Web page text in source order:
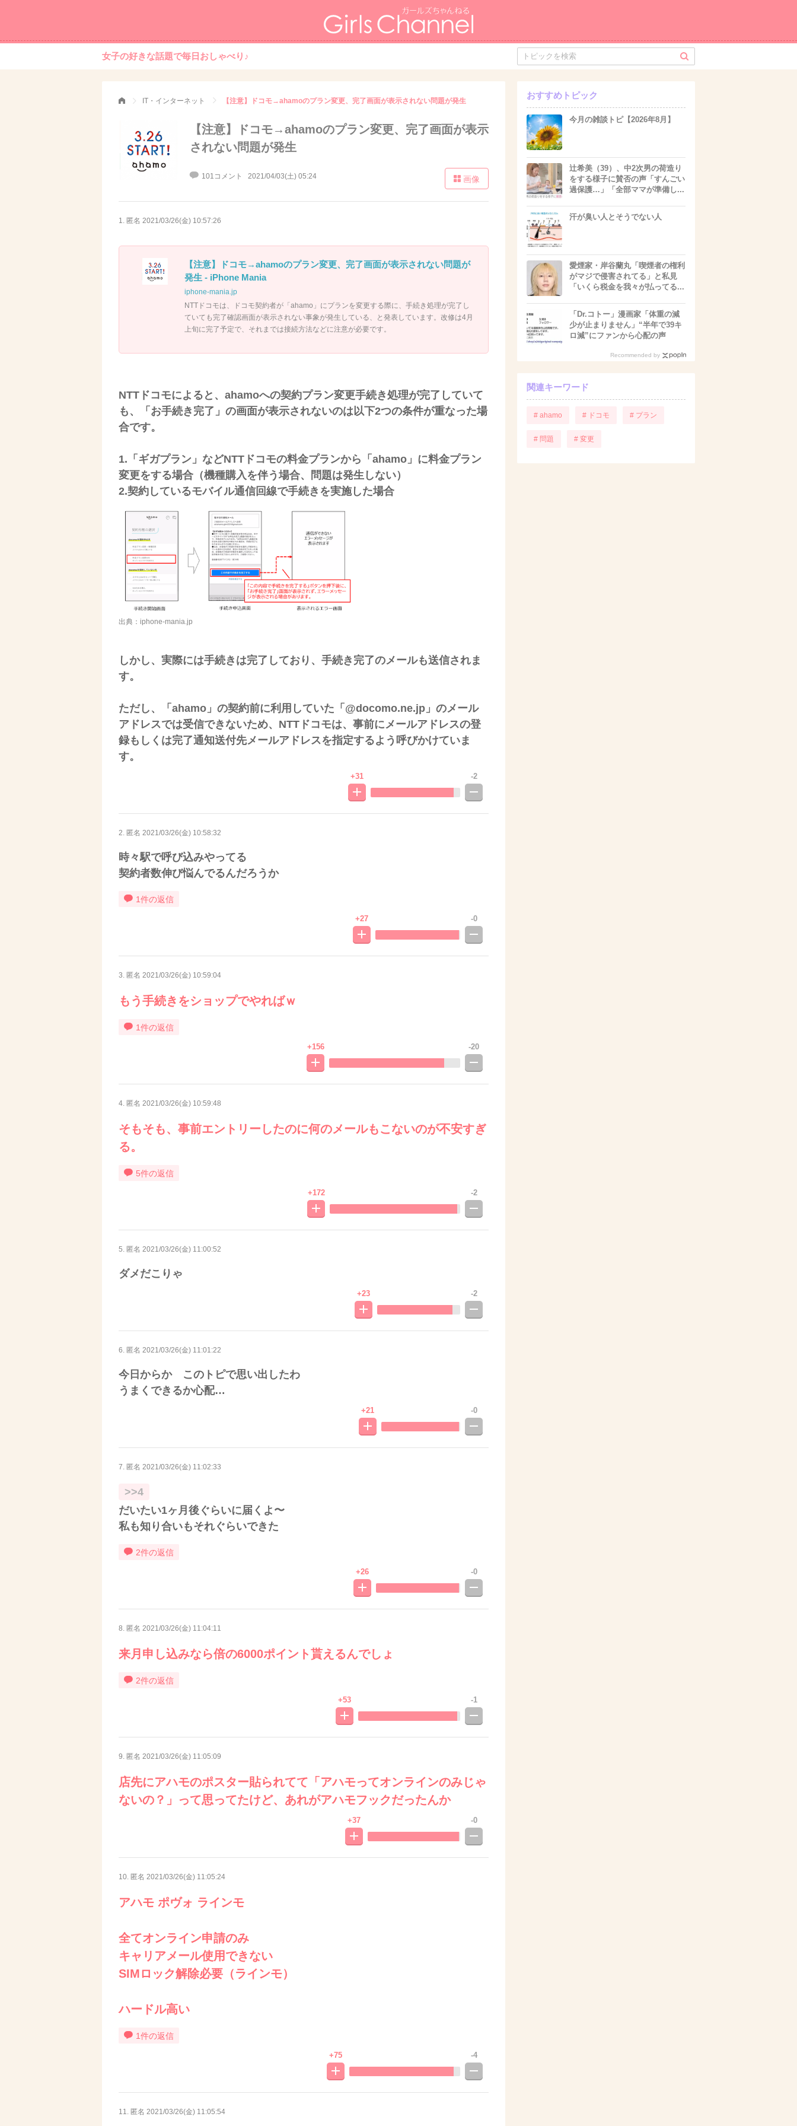
女子の好きな話題で毎日おしゃべり♪
IT・インターネット 【注意】ドコモ→ahamoのプラン変更、完了画面が表示されない問題が発生
【注意】ドコモ→ahamoのプラン変更、完了画面が表示
されない問題が発生
101コメント 2021/04/03(土) 05:24 画像
1. 匿名 2021/03/26(金) 10:57:26
【注意】ドコモ→ahamoのプラン変更、完了画面が表示されない問題が
発生 - iPhone Mania
iphone-mania.jp
NTTドコモは、ドコモ契約者が「ahamo」にプランを変更する際に、手続き処理が完了し
ていても完了確認画面が表示されない事象が発生している、と発表しています。改修は4月
上旬に完了予定で、それまでは接続方法などに注意が必要です。
NTTドコモによると、ahamoへの契約プラン変更手続き処理が完了していて
も、「お手続き完了」の画面が表示されないのは以下2つの条件が重なった場
合です。
1.「ギガプラン」などNTTドコモの料金プランから「ahamo」に料金プラン
変更をする場合（機種購入を伴う場合、問題は発生しない）
2.契約しているモバイル通信回線で手続きを実施した場合
出典：iphone-mania.jp
しかし、実際には手続きは完了しており、手続き完了のメールも送信されま
す。
ただし、「ahamo」の契約前に利用していた「@docomo.ne.jp」のメール
アドレスでは受信できないため、NTTドコモは、事前にメールアドレスの登
録もしくは完了通知送付先メールアドレスを指定するよう呼びかけていま
す。
+31 -2
2. 匿名 2021/03/26(金) 10:58:32
時々駅で呼び込みやってる
契約者数伸び悩んでるんだろうか
1件の返信
+27 -0
3. 匿名 2021/03/26(金) 10:59:04
もう手続きをショップでやればｗ
1件の返信
+156 -20
4. 匿名 2021/03/26(金) 10:59:48
そもそも、事前エントリーしたのに何のメールもこないのが不安すぎ
る。
5件の返信
+172 -2
5. 匿名 2021/03/26(金) 11:00:52
ダメだこりゃ
+23 -2
6. 匿名 2021/03/26(金) 11:01:22
今日からか このトピで思い出したわ
うまくできるか心配…
+21 -0
7. 匿名 2021/03/26(金) 11:02:33
>>4
だいたい1ヶ月後ぐらいに届くよ〜
私も知り合いもそれぐらいできた
2件の返信
+26 -0
8. 匿名 2021/03/26(金) 11:04:11
来月申し込みなら倍の6000ポイント貰えるんでしょ
2件の返信
+53 -1
9. 匿名 2021/03/26(金) 11:05:09
店先にアハモのポスター貼られてて「アハモってオンラインのみじゃ
ないの？」って思ってたけど、あれがアハモフックだったんか
+37 -0
10. 匿名 2021/03/26(金) 11:05:24
アハモ ポヴォ ラインモ
全てオンライン申請のみ
キャリアメール使用できない
SIMロック解除必要（ラインモ）
ハードル高い
1件の返信
+75 -4
11. 匿名 2021/03/26(金) 11:05:54
おすすめトピック
今月の雑談トピ【2026年8月】
辻希美（39）、中2次男の荷造り
をする様子に賛否の声「すんごい
過保護…」「全部ママが準備し...
汗が臭い人とそうでない人
愛煙家・岸谷蘭丸「喫煙者の権利
がマジで侵害されてる」と私見
「いくら税金を我々が払ってる...
「Dr.コトー」漫画家「体重の減
少が止まりません」“半年で39キ
ロ減”にファンから心配の声
Recommended by
関連キーワード
# ahamo # ドコモ # プラン
# 問題 # 変更